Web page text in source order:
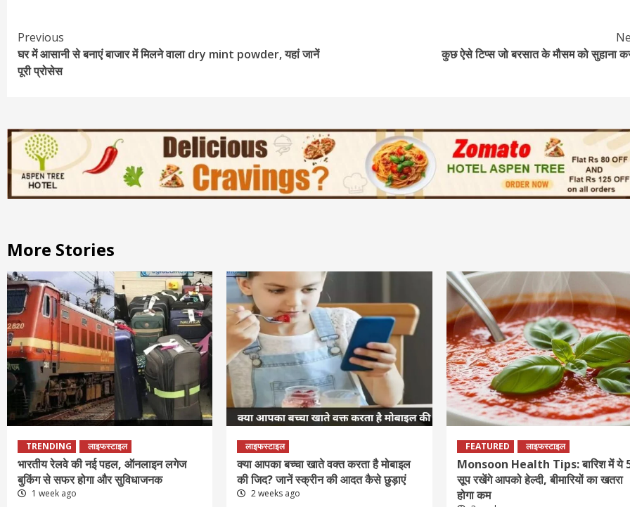
Continue
Reading
Previous
घर में आसानी से बनाएं बाजार में मिलने वाला dry mint powder, यहां जानें
पूरी प्रोसेस
कुछ ऐसे टिप्स जो बरसात के मौसम को सुहाना
More Stories
TRENDING लाइफस्टाइल
भारतीय रेलवे की नई पहल, ऑनलाइन लगेज
बुकिंग से सफर होगा और सुविधाजनक
1 week ago
लाइफस्टाइल
क्या आपका बच्चा खाते वक्त करता है मोबाइल
की जिद? जानें स्क्रीन की आदत कैसे छुड़ाएं
2 weeks ago
FEATURED लाइफस्टाइल
Monsoon Health Tips: बारिश में ये
सूप रखेंगे आपको हेल्दी, बीमारियों का खतरा
होगा कम